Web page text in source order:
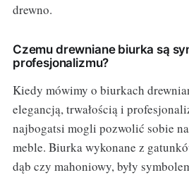
drewno.
Czemu drewniane biurka są
profesjonalizmu?
Kiedy mówimy o biurkach
elegancją, trwałością i
najbogatsi mogli pozwolić sobie
meble. Biurka wykonane z
dąb czy mahoniowy, były